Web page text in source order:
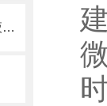
在低温环境下，如何确保低温冷却液循环泵的可靠性和安全性？